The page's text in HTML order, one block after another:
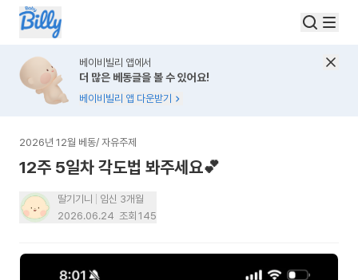
베이비빌리 앱에서
더 많은 베동글을 볼 수 있어요!
베이비빌리 앱 다운받기
2026년 12월 베동/ 자유주제
12주 5일차 각도법 봐주세요💕
딸기기니
임신 3개월
2026.06.24 조회 145